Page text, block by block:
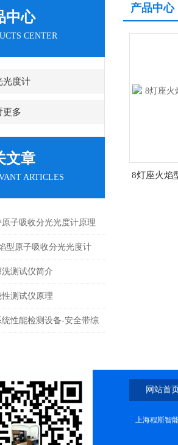
中心
CENTER
光度计
更多
文章
ARTICLES
子吸收分光光度计原理
型原子吸收分光光度计
测试仪简介
测试仪原理
性能检测设备-安全带综
产品中心
8灯座火焰
网站首
上海程斯智